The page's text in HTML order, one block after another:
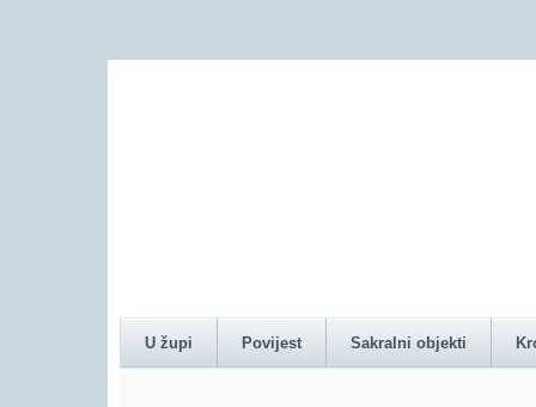
U župi Povijest Sakralni objekti